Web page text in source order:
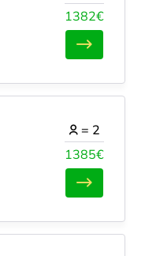
1382€
1385€
= 2